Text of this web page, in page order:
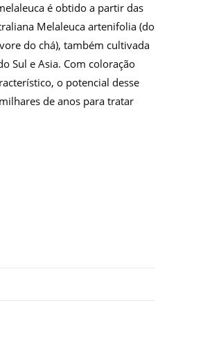
é obtido a partir das
Melaleuca artenifolia (do
do chá), também cultivada
Sul e Asia. Com coloração
o potencial desse
de anos para tratar